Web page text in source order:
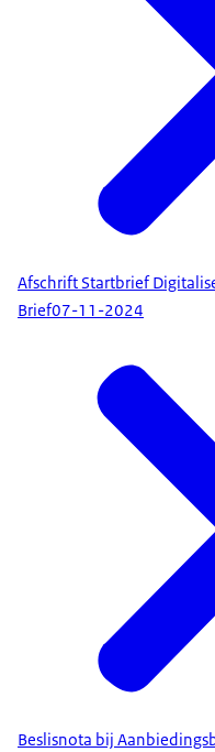
Afschrift Startbrief
Brief07-11-2024
Beslisnota bij